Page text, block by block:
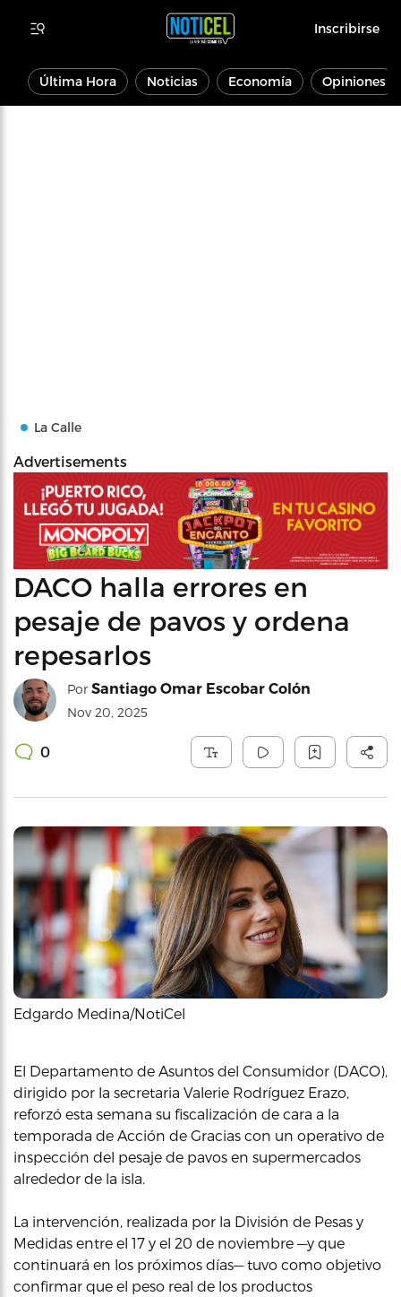
Inscribirse
Última Hora Noticias Economía Opiniones
La Calle
Advertisements
DACO halla errores en
pesaje de pavos y ordena
repesarlos
Por Santiago Omar Escobar Colón
Nov 20, 2025
0
Edgardo Medina/NotiCel
El Departamento de Asuntos del Consumidor (DACO),
dirigido por la secretaria Valerie Rodríguez Erazo,
reforzó esta semana su fiscalización de cara a la
temporada de Acción de Gracias con un operativo de
inspección del pesaje de pavos en supermercados
alrededor de la isla.
La intervención, realizada por la División de Pesas y
Medidas entre el 17 y el 20 de noviembre —y que
continuará en los próximos días— tuvo como objetivo
confirmar que el peso real de los productos